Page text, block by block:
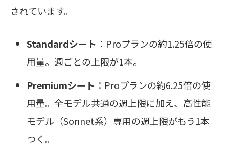
されています。
Standardシート ：Proプランの約1.25倍の使
用量。週ごとの上限が1本。
Premiumシート ：Proプランの約6.25倍の使
用量。全モデル共通の週上限に加え、高性能
モデル（Sonnet系）専用の週上限がもう1本
つく。